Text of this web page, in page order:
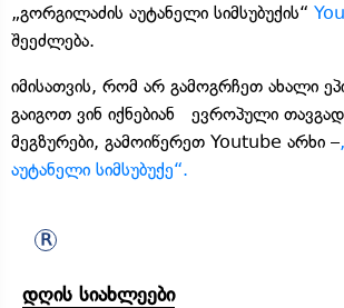
„გორგილაძის აუტანელი სიმსუბუქის“
შეეძლება.
იმისათვის, რომ არ გამოგრჩეთ ახალი
გაიგოთ ვინ იქნებიან ევროპული
მეგზურები, გამოიწერეთ Youtube არხი –
აუტანელი სიმსუბუქე“.
დღის სიახლეები